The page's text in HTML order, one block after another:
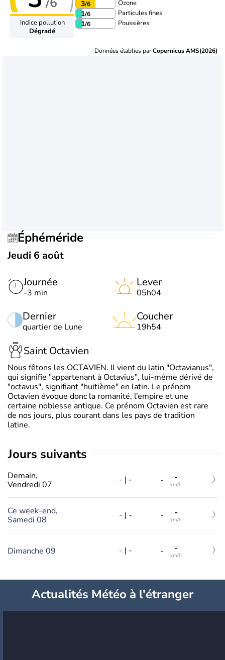
Indice pollution
Dégradé
3/6 Ozone
1/6 Particules fines
1/6 Poussières
Données établies parCopernicus AMS(2026)
Éphéméride
Jeudi 6 août
Journée
-3 min
Dernier
quartier de Lune
Lever
05h04
Coucher
19h54
Saint Octavien
Nous fêtons les OCTAVIEN. Il vient du latin "Octavianus",
qui signifie "appartenant à Octavius", lui-même dérivé de
"octavus", signifiant "huitième" en latin. Le prénom
Octavien évoque donc la romanité, l’empire et une
certaine noblesse antique. Ce prénom Octavien est rare
de nos jours, plus courant dans les pays de tradition
latine.
jours suivants
Demain,
Vendredi 07
- | - - -
km/h
Ce week-end,
Samedi 08
- | - - -
km/h
Dimanche 09 - | - - -
km/h
Actualités Météo à l'étranger